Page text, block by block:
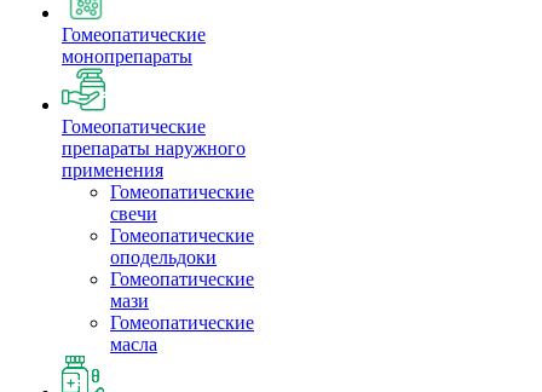
Гомеопатические
монопрепараты
Гомеопатические
препараты наружного
применения
Гомеопатические
свечи
Гомеопатические
оподельдоки
Гомеопатические
мази
Гомеопатические
масла